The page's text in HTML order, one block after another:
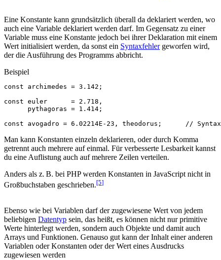
Eine Konstante kann grundsätzlich überall da deklariert werden, wo
auch eine Variable deklariert werden darf. Im Gegensatz zu einer
Variable muss eine Konstante jedoch bei ihrer Deklaration mit einem
Wert initialisiert werden, da sonst ein Syntaxfehlergeworfen wird,
der die Ausführung des Programms abbricht.
Beispiel
const archimedes = 3.142 ;
const euler = 2.718 ,
pythagoras = 1.414 ;
const
avogadro = 6.02214E - 23 , theodorus ; //
Man kann Konstanten einzeln deklarieren, oder durch Komma
getrennt auch mehrere auf einmal. Für verbesserte Lesbarkeit kannst
du eine Auflistung auch auf mehrere Zeilen verteilen.
Anders als z. B. bei PHP werden Konstanten in JavaScript nicht in
Großbuchstaben geschrieben.[5]
Ebenso wie bei Variablen darf der zugewiesene Wert von jedem
beliebigen Datentyp sein, das heißt, es können nicht nur primitive
Werte hinterlegt werden, sondern auch Objekte und damit auch
Arrays und Funktionen. Genauso gut kann der Inhalt einer anderen
Variablen oder Konstanten oder der Wert eines Ausdrucks
zugewiesen werden